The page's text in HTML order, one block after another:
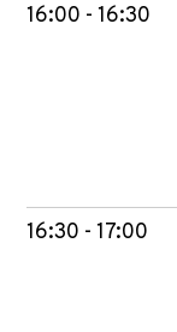
16:00 - 16:30
16:30 - 17:00